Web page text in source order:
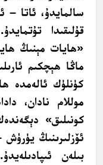
سالمايدۇ، ئاتا –
قۇلىقىدا
«ھايات مېنىڭ
ماڭا ھېچكىم
كۈنلۈك ئالەمدە
موللام نادان،
كونىلىق»
ئۆزلىرىنىڭ
بىلەن